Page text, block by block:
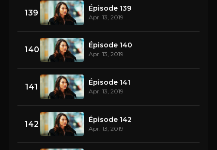
139 Épisode 139
Apr. 13, 2019
140 Épisode 140
Apr. 13, 2019
141 Épisode 141
Apr. 13, 2019
142 Épisode 142
Apr. 13, 2019